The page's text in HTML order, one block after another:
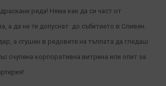
реда! Няма как да си част от
а да не те допуснат до събитието в Сливен.
а сгушен в редовете на тълпата да гледаш
счупена корпоративна витрина или опит за